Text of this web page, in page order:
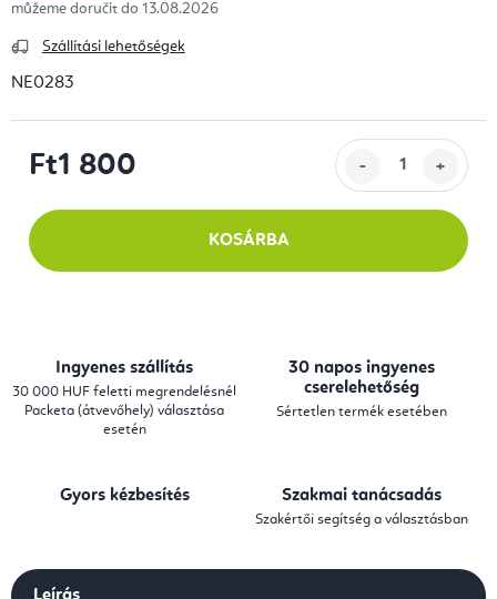
13.08.2026
Szállítási lehetőségek
NE0283
Ft1 800
KOSÁRBA
Ingyenes szállítás
30 000 HUF feletti megrendelésnél
Packeta (átvevőhely) választása
esetén
30 napos ingyenes
cserelehetőség
Sértetlen termék esetében
Gyors kézbesítés Szakmai tanácsadás
Szakértői segítség a választásban